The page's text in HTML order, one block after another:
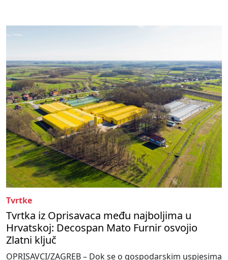
Tvrtke
Tvrtka iz Oprisavaca među najboljima u
Hrvatskoj: Decospan Mato Furnir osvojio
Zlatni ključ
OPRISAVCI/ZAGREB – Dok se o gospodarskim uspjesima